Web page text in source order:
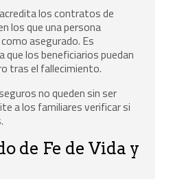
los contratos de
los que una persona
asegurado. Es
que los beneficiarios puedan
tras el fallecimiento.
no queden sin ser
a los familiares verificar si
de Fe de Vida y